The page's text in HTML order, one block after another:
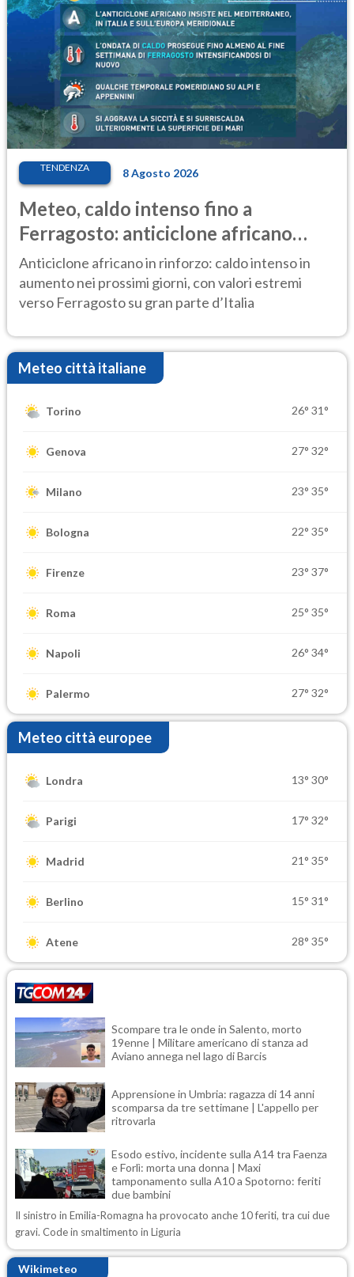
TENDENZA 8 Agosto 2026
Meteo, caldo intenso fino a
Ferragosto: anticiclone africano
ancora protagonista
Anticiclone africano in rinforzo: caldo intenso in
aumento nei prossimi giorni, con valori estremi
verso Ferragosto su gran parte d’Italia
Meteo città italiane
Torino 26° 31°
Genova 27° 32°
Milano 23° 35°
Bologna 22° 35°
Firenze 23° 37°
Roma 25° 35°
Napoli 26° 34°
Palermo 27° 32°
Meteo città europee
Londra 13° 30°
Parigi 17° 32°
Madrid 21° 35°
Berlino 15° 31°
Atene 28° 35°
Scompare tra le onde in Salento, morto
19enne | Militare americano di stanza ad
Aviano annega nel lago di Barcis
Apprensione in Umbria: ragazza di 14 anni
scomparsa da tre settimane | L'appello per
ritrovarla
Esodo estivo, incidente sulla A14 tra Faenza
e Forlì: morta una donna | Maxi
tamponamento sulla A10 a Spotorno: feriti
due bambini
Il sinistro in Emilia-Romagna ha provocato anche 10 feriti, tra cui due
gravi. Code in smaltimento in Liguria
Wikimeteo